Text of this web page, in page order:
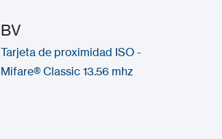
BV
Tarjeta de proximidad ISO -
Mifare® Classic 13.56 mhz